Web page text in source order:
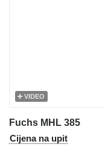
VIDEO
Fuchs MHL 385
Cijena na upit